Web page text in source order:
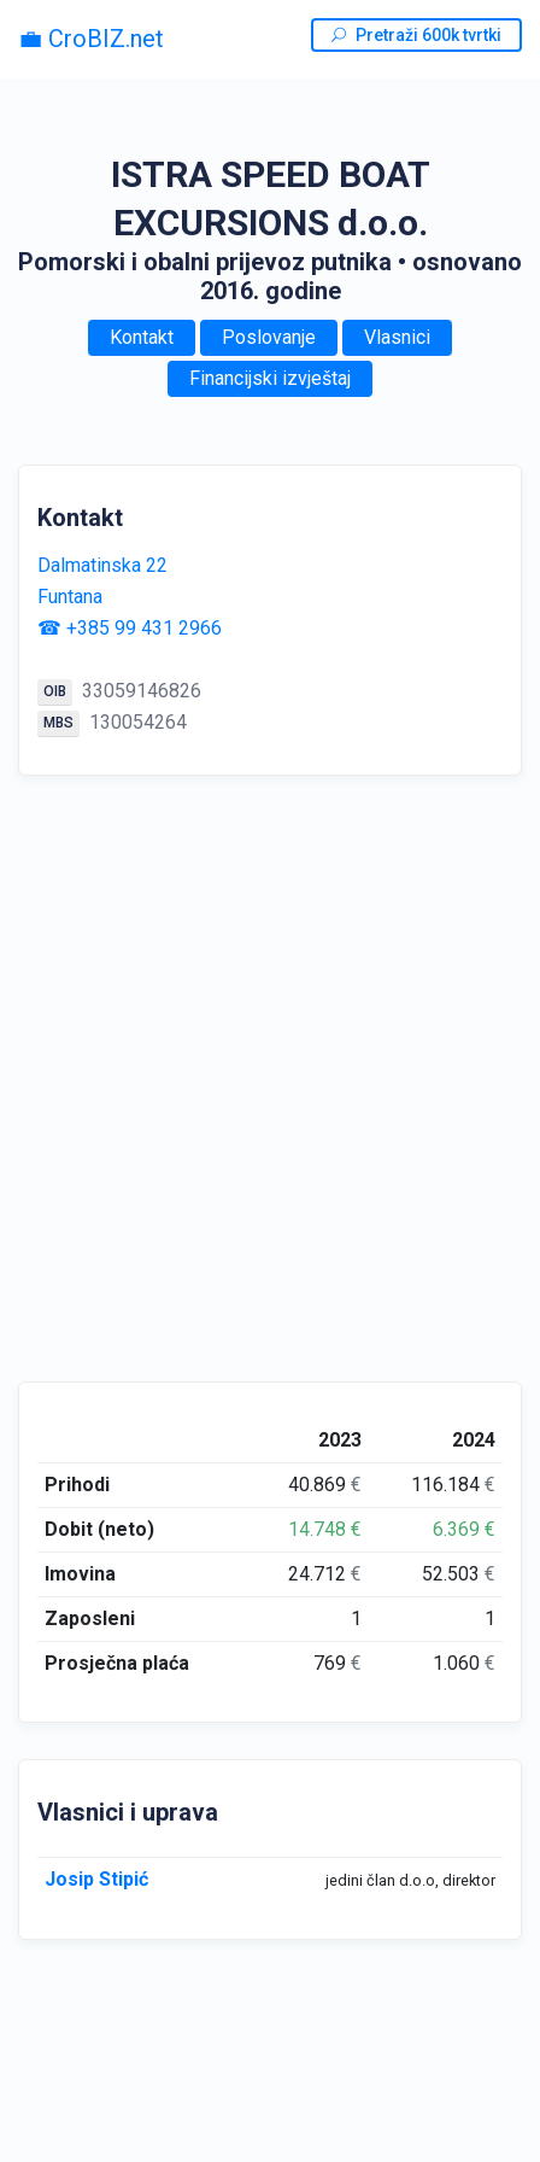
💼 CroBIZ.net Pretraži 600k tvrtki
ISTRA SPEED BOAT
EXCURSIONS d.o.o.
Pomorski i obalni prijevoz putnika • osnovano
2016. godine
Kontakt Poslovanje
Vlasnici
Financijski izvještaj
Kontakt
Dalmatinska 22
Funtana
☎ +385 99 431 2966
OIB 33059146826
MBS 130054264
2023
2024
Prihodi
40.869€ 116.184€
Dobit (neto)
14.748€ 6.369€
Imovina
24.712€ 52.503€
Zaposleni
1
1
Prosječna plaća
769€ 1.060€
Vlasnici i uprava
Josip Stipić jedini član d.o.o, direktor